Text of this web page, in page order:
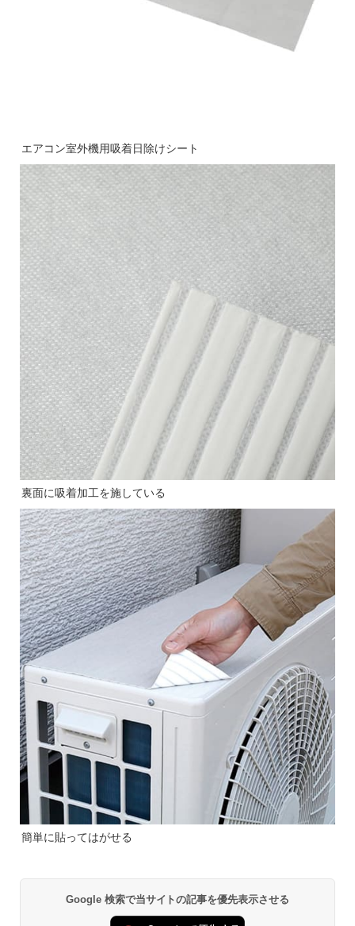
エアコン室外機用吸着日除けシート
裏面に吸着加工を施している
簡単に貼ってはがせる
Google 検索で当サイトの記事を優先表示させる